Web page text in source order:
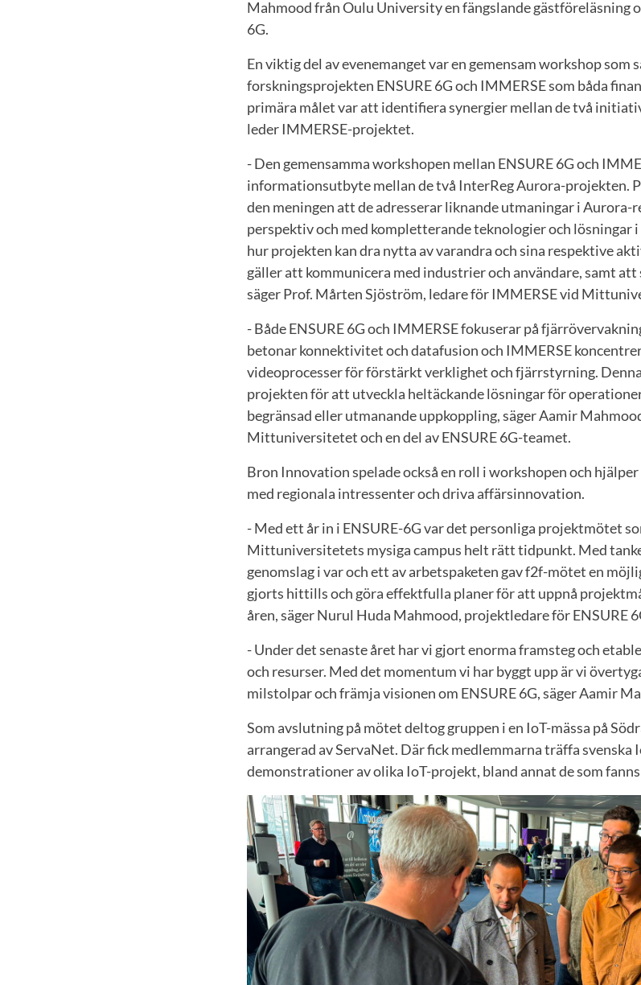
Mahmood från Oulu University en fängslande gästföreläsning
6G.
En viktig del av evenemanget var en gemensam workshop som
forskningsprojekten ENSURE 6G och IMMERSE som båda
primära målet var att identifiera synergier mellan de två
leder IMMERSE-projektet.
- Den gemensamma workshopen mellan ENSURE 6G och
informationsutbyte mellan de två InterReg Aurora-projekten.
den meningen att de adresserar liknande utmaningar i Aurora-
perspektiv och med kompletterande teknologier och lösningar
hur projekten kan dra nytta av varandra och sina respektive
gäller att kommunicera med industrier och användare, samt
säger Prof. Mårten Sjöström, ledare för IMMERSE vid
- Både ENSURE 6G och IMMERSE fokuserar på
betonar konnektivitet och datafusion och IMMERSE
videoprocesser för förstärkt verklighet och fjärrstyrning.
projekten för att utveckla heltäckande lösningar för
begränsad eller utmanande uppkoppling, säger Aamir
Mittuniversitetet och en del av ENSURE 6G-teamet.
Bron Innovation spelade också en roll i workshopen och
med regionala intressenter och driva affärsinnovation.
- Med ett år in i ENSURE-6G var det personliga projektmötet
Mittuniversitetets mysiga campus helt rätt tidpunkt. Med
genomslag i var och ett av arbetspaketen gav f2f-mötet en
gjorts hittills och göra effektfulla planer för att uppnå
åren, säger Nurul Huda Mahmood, projektledare för ENSURE
- Under det senaste året har vi gjort enorma framsteg och
och resurser. Med det momentum vi har byggt upp är vi
milstolpar och främja visionen om ENSURE 6G, säger Aamir
Som avslutning på mötet deltog gruppen i en IoT-mässa på
arrangerad av ServaNet. Där fick medlemmarna träffa svenska
demonstrationer av olika IoT-projekt, bland annat de som